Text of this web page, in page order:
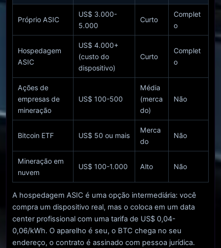
Próprio ASIC
US$ 3.000-
5.000
Curto
Complet
o
Hospedagem
ASIC
US$ 4.000+
(custo do
dispositivo)
Curto
Complet
o
Ações de
empresas de
mineração
US$ 100-500
Média
(merca
do)
Não
Bitcoin ETF US$ 50 ou mais
Merca
do
Não
Mineração em
nuvem
US$ 100-1.000 Alto Não
A hospedagem ASIC é uma opção intermediária: você
compra um dispositivo real, mas o coloca em um data
center profissional com uma tarifa de US$ 0,04-
0,06/kWh. O aparelho é seu, o BTC chega no seu
endereço, o contrato é assinado com pessoa jurídica.